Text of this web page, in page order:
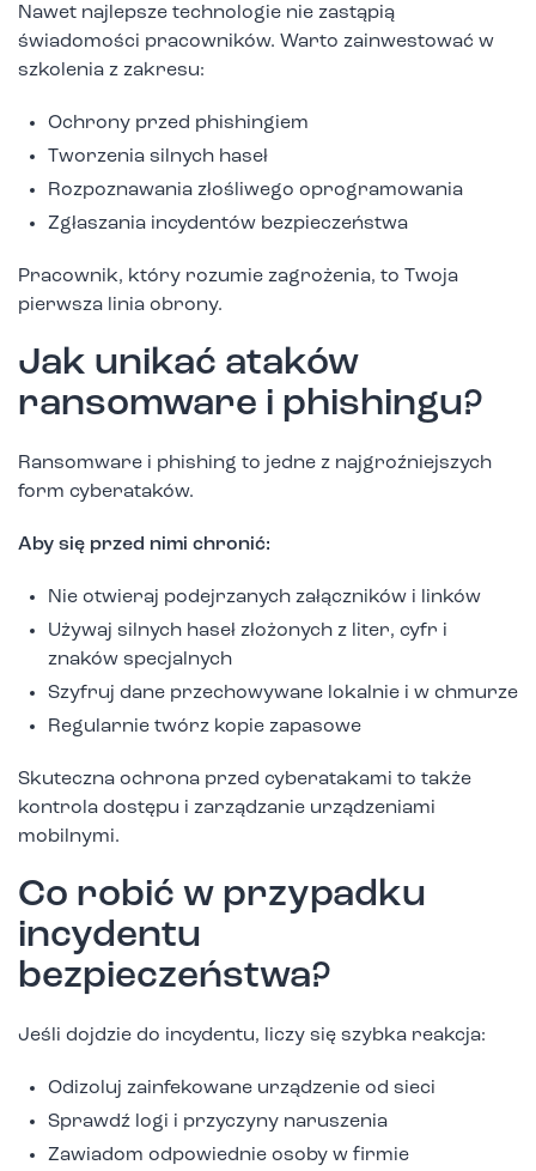
Nawet najlepsze technologie nie zastąpią
świadomości pracowników. Warto zainwestować w
szkolenia z zakresu:
Ochrony przed phishingiem
Tworzenia silnych haseł
Rozpoznawania złośliwego oprogramowania
Zgłaszania incydentów bezpieczeństwa
Pracownik, który rozumie zagrożenia, to Twoja
pierwsza linia obrony.
Jak unikać ataków
ransomware i phishingu?
Ransomware i phishing to jedne z najgroźniejszych
form cyberataków.
Aby się przed nimi chronić:
Nie otwieraj podejrzanych załączników i linków
Używaj silnych haseł złożonych z liter, cyfr i
znaków specjalnych
Szyfruj dane przechowywane lokalnie i w chmurze
Regularnie twórz kopie zapasowe
Skuteczna ochrona przed cyberatakami to także
kontrola dostępu i zarządzanie urządzeniami
mobilnymi.
Co robić w przypadku
incydentu
bezpieczeństwa?
Jeśli dojdzie do incydentu, liczy się szybka reakcja:
Odizoluj zainfekowane urządzenie od sieci
Sprawdź logi i przyczyny naruszenia
Zawiadom odpowiednie osoby w firmie